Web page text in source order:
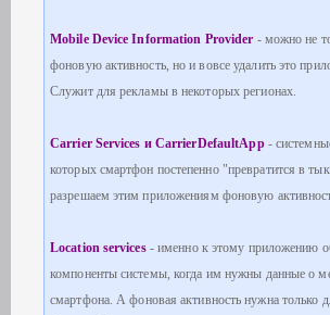
Mobile Device Information Provider - можно не
фоновую активность, но и вовсе удалить это
Служит для рекламы в некоторых регионах.
Carrier Services и CarrierDefaultApp-
которых смартфон постепенно "превратится в
разрешаем этим приложениям фоновую
Location services - именно к этому приложению
компоненты системы, когда им нужны данные о
смартфона. А фоновая активность нужна только